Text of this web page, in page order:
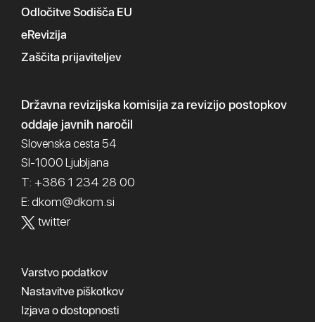
Odločitve Sodišča EU
eRevizija
Zaščita prijaviteljev
Državna revizijska komisijaza revizijo postopkov
oddaje javnih naročil
Slovenska cesta 54
SI-1000 Ljubljana
T: +386 1 234 28 00
E: dkom@dkom.si
twitter
Varstvo podatkov
Nastavitve piškotkov
Izjava o dostopnosti